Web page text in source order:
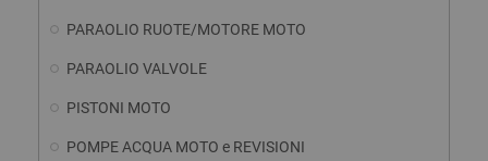
PARAOLIO RUOTE/MOTORE MOTO
PARAOLIO VALVOLE
PISTONI MOTO
POMPE ACQUA MOTO e REVISIONI